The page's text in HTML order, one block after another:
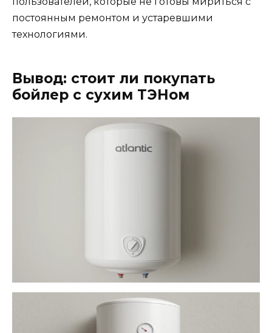
постоянным ремонтом и устаревшими
технологиями.
Вывод: стоит ли покупать
бойлер с сухим ТЭНом